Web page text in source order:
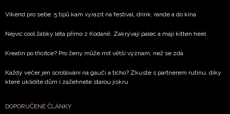
Chcete navíc dostávat i další zajímavé a exkluzivní
soukromí BurdaMedia Extra s.r.o., zaškrtněte toto pole.
Víkend pro sebe: 5 tipů kam vyrazit na festival, drink, rande a do kina
Nejvíc cool žabky léta přímo z Kodaně. Zakrývají palec a mají kitten heel
Kreatin po třicítce? Pro ženy může mít větší význam, než se zdá
Každý večer jen scrollování na gauči a ticho? Zkuste s partnerem rutinu, díky
které uklidíte dům i zažehnete starou jiskru
DOPORUČENÉ ČLÁNKY